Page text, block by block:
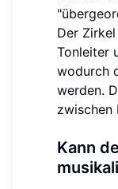
Der
Tonleiter
wodurch
werden.
zwischen
Kann